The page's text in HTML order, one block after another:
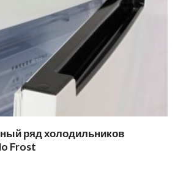
ряд холодильников
Frost